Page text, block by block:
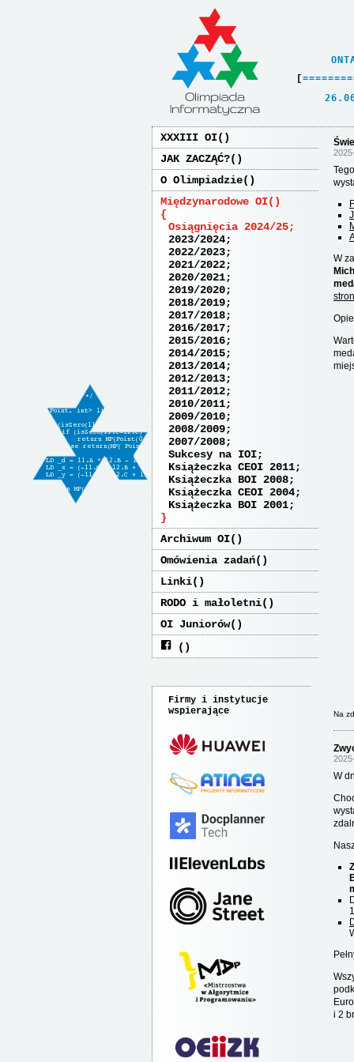
[ ========
XXXIII OI
JAK ZACZĄĆ?
O Olimpiadzie
Międzynarodowe OI
Osiągnięcia 2024/25
2023/2024
2022/2023
2021/2022
2020/2021
2019/2020
2018/2019
2017/2018
2016/2017
2015/2016
2014/2015
2013/2014
2012/2013
2011/2012
2010/2011
2009/2010
2008/2009
2007/2008
Sukcesy na IOI
Książeczka CEOI 2011
Książeczka BOI 2008
Książeczka CEOI 2004
Książeczka BOI 2001
Archiwum OI
Omówienia zadań
Linki
RODO i małoletni
OI Juniorów
Firmy i instytucje
wspierające
W
Na
W
i 2